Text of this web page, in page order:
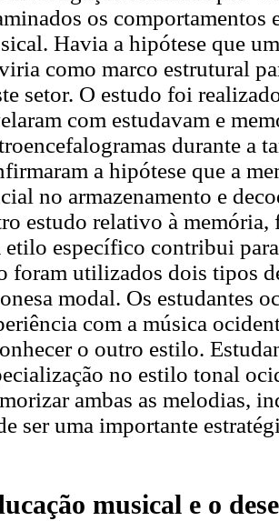
os comportamentos
Havia a hipótese que
como marco estrutural
setor. O estudo foi
com estudavam e
durante a
a hipótese que a
no armazenamento e
estudo relativo à
etilo específico contribui
foram utilizados dois tipos
modal. Os estudantes
com a música
o outro estilo.
no estilo tonal
ambas as melodias,
ser uma importante
musical e o